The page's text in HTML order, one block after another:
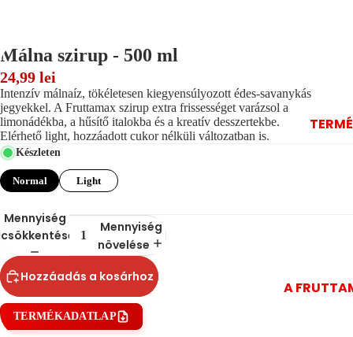
A
Málna szirup - 500 ml
24,99 lei
Intenzív málnaíz, tökéletesen kiegyensúlyozott édes-savanykás
jegyekkel. A Fruttamax szirup extra frissességet varázsol a
limonádékba, a hűsítő italokba és a kreatív desszertekbe.
Elérhető light, hozzáadott cukor nélküli változatban is.
Készleten
Normal Light
Mennyiség
csökkentése
Mennyiség
növelése
Hozzáadás a kosárhoz
TERMÉKADATLAP